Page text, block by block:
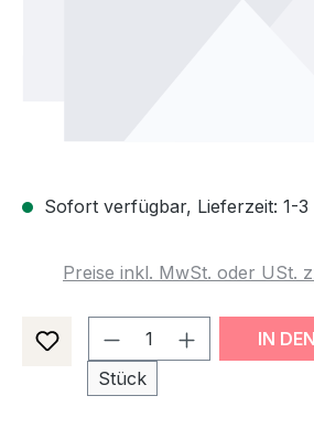
Sofort verfügbar, Lieferzeit: 1-3
Preise inkl. MwSt. oder USt.
Produkt Anzahl:
Stück
IN